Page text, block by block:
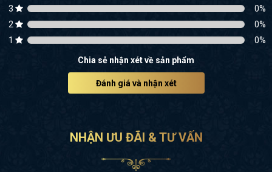
3
0%
2
0%
1
0%
Chia sẻ nhận xét về sản phẩm
Đánh giá và nhận xét
NHẬN ƯU ĐÃI & TƯ VẤN